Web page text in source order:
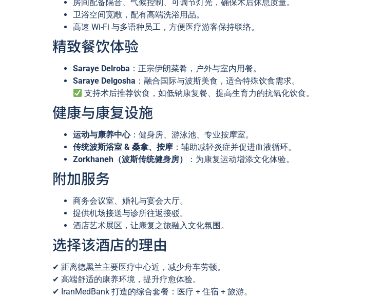
房间配备隔音、气候控制、可调节灯光，确保术后休息质量。
卫浴空间宽敞，配有高端洗浴用品。
高速 Wi-Fi 与多语种员工，方便医疗游客保持联络。
精致餐饮体验
Saraye Delroba ：正宗伊朗菜肴，户外与室内用餐。
Saraye Delgosha ：融合国际与波斯美食，适合特殊饮食需求。
支持术后推荐饮食，如低钠康复餐、提高生育力的抗氧化饮食。
健康与康复设施
运动与康养中心：健身房、游泳池、专业按摩室。
传统波斯浴室 & 桑拿、按摩 ：辅助减轻炎症并促进血液循环。
Zorkhaneh（波斯传统健身房）
：为康复运动增添文化体验。
附加服务
商务会议室、婚礼与宴会大厅。
提供机场接送与诊所往返接驳。
酒店艺术展区，让康复之旅融入文化氛围。
选择该酒店的理由
✔ 距离德黑兰主要医疗中心近，减少舟车劳顿。
✔ 高端舒适的康养环境，提升疗愈体验。
✔ IranMedBank 打造的综合套餐：医疗 + 住宿 + 旅游。